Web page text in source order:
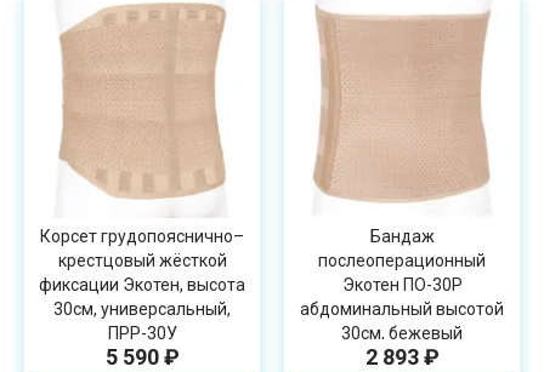
Корсет грудопояснично–
крестцовый жёсткой
фиксации Экотен, высота
30см, универсальный,
ПРР-30У
5 590 ₽
Бандаж
послеоперационный
Экотен ПО-30Р
абдоминальный высотой
30см, бежевый
2 893 ₽